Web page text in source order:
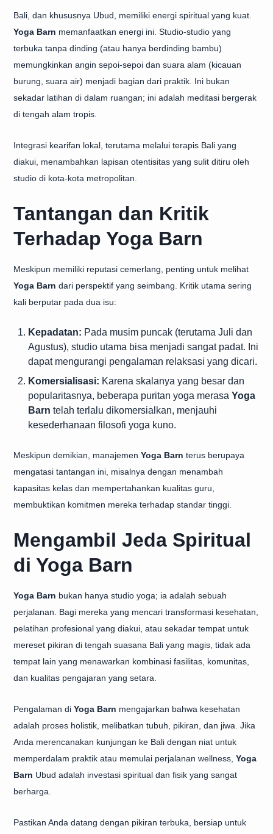
Bali, dan khususnya Ubud, memiliki energi spiritual yang kuat.
Yoga Barn memanfaatkan energi ini. Studio-studio yang
terbuka tanpa dinding (atau hanya berdinding bambu)
memungkinkan angin sepoi-sepoi dan suara alam (kicauan
burung, suara air) menjadi bagian dari praktik. Ini bukan
sekadar latihan di dalam ruangan; ini adalah meditasi bergerak
di tengah alam tropis.
Integrasi kearifan lokal, terutama melalui terapis Bali yang
diakui, menambahkan lapisan otentisitas yang sulit ditiru oleh
studio di kota-kota metropolitan.
Tantangan dan Kritik
Terhadap Yoga Barn
Meskipun memiliki reputasi cemerlang, penting untuk melihat
Yoga Barn dari perspektif yang seimbang. Kritik utama sering
kali berputar pada dua isu:
Kepadatan: Pada musim puncak (terutama Juli dan
Agustus), studio utama bisa menjadi sangat padat. Ini
dapat mengurangi pengalaman relaksasi yang dicari.
Komersialisasi: Karena skalanya yang besar dan
popularitasnya, beberapa puritan yoga merasa Yoga
Barn telah terlalu dikomersialkan, menjauhi
kesederhanaan filosofi yoga kuno.
Meskipun demikian, manajemen Yoga Barn terus berupaya
mengatasi tantangan ini, misalnya dengan menambah
kapasitas kelas dan mempertahankan kualitas guru,
membuktikan komitmen mereka terhadap standar tinggi.
Mengambil Jeda Spiritual
di Yoga Barn
Yoga Barn bukan hanya studio yoga; ia adalah sebuah
perjalanan. Bagi mereka yang mencari transformasi kesehatan,
pelatihan profesional yang diakui, atau sekadar tempat untuk
mereset pikiran di tengah suasana Bali yang magis, tidak ada
tempat lain yang menawarkan kombinasi fasilitas, komunitas,
dan kualitas pengajaran yang setara.
Pengalaman di Yoga Barn mengajarkan bahwa kesehatan
adalah proses holistik, melibatkan tubuh, pikiran, dan jiwa. Jika
Anda merencanakan kunjungan ke Bali dengan niat untuk
memperdalam praktik atau memulai perjalanan wellness, Yoga
Barn Ubud adalah investasi spiritual dan fisik yang sangat
berharga.
Pastikan Anda datang dengan pikiran terbuka, bersiap untuk